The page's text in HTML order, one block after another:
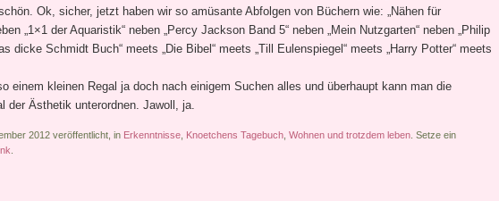
Ok, sicher, jetzt haben wir so amüsante Abfolgen von Büchern wie: „Nähen für
„1×1 der Aquaristik“ neben „Percy Jackson Band 5“ neben „Mein Nutzgarten“ neben „Philip
dicke Schmidt Buch“ meets „Die Bibel“ meets „Till Eulenspiegel“ meets „Harry Potter“ meets
einem kleinen Regal ja doch nach einigem Suchen alles und überhaupt kann man die
der Ästhetik unterordnen. Jawoll, ja.
2012 veröffentlicht, in Erkenntnisse, Knoetchens Tagebuch, Wohnen und trotzdem leben. Setze ein